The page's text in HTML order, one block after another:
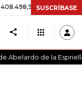
+$ 8.753,81 +2,19%
SUSCRÍBASE
Abelardo de la